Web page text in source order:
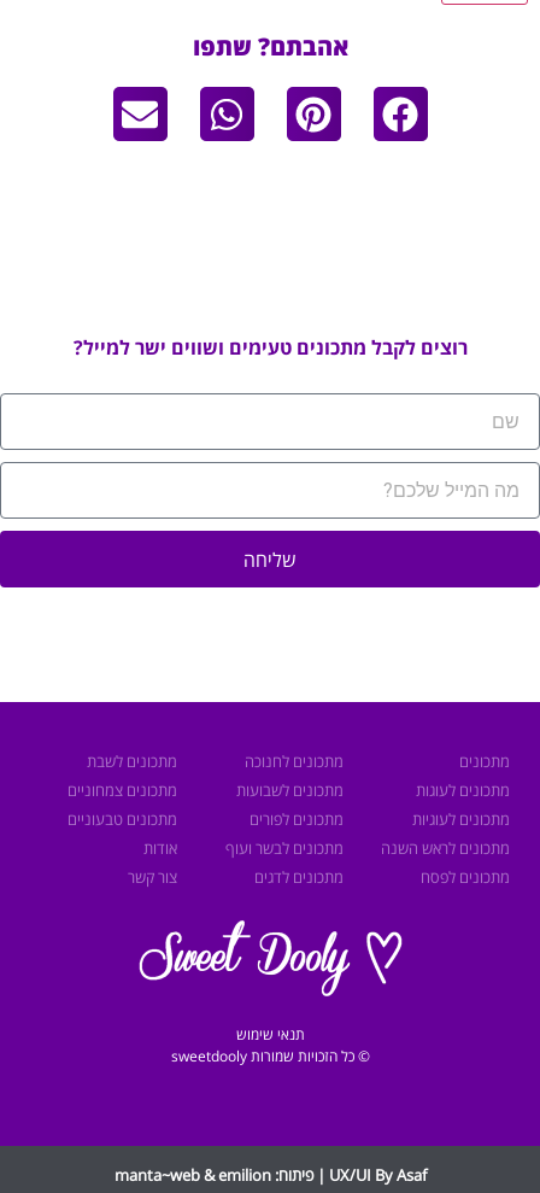
אהבתם? שתפו
רוצים לקבל מתכונים טעימים ושווים ישר למייל?
שליחה
מתכונים
מתכונים לעוגות
מתכונים לעוגיות
מתכונים לראש השנה
מתכונים לפסח
מתכונים לחנוכה
מתכונים לשבועות
מתכונים לפורים
מתכונים לבשר ועוף
מתכונים לדגים
מתכונים לשבת
מתכונים צמחוניים
מתכונים טבעוניים
אודות
צור קשר
תנאי שימוש
© כל הזכויות שמורות sweetdooly
UX/UI By Asaf | פיתוח: manta~web&emilion